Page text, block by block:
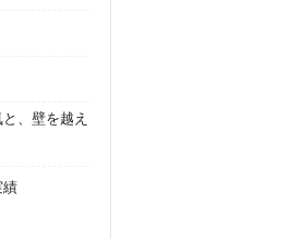
、壁を越え
績